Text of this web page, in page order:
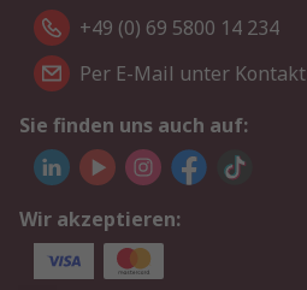
+49 (0) 69 5800 14 234
Per E-Mail unter Kontakt
Sie finden uns auch auf:
Wir akzeptieren: